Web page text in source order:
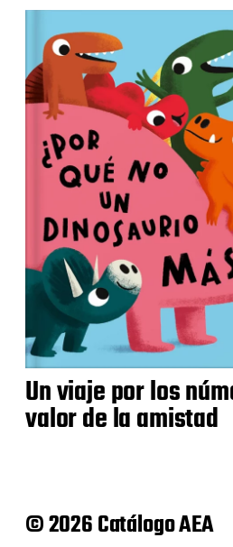
Un viaje por los
valor de la amistad
© 2026 Catálogo AEA